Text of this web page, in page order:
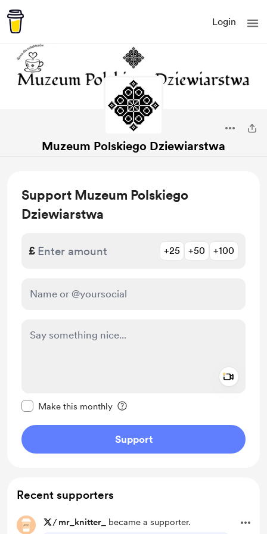
Login
Muzeum Polskiego Dziewiarstwa
Support Muzeum Polskiego
Dziewiarstwa
£ +25 +50 +100
Make this monthly
Support
Recent supporters
/ mr_knitter_ became a supporter.